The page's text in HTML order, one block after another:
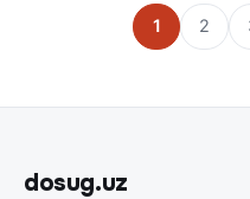
1 2
dosug.uz